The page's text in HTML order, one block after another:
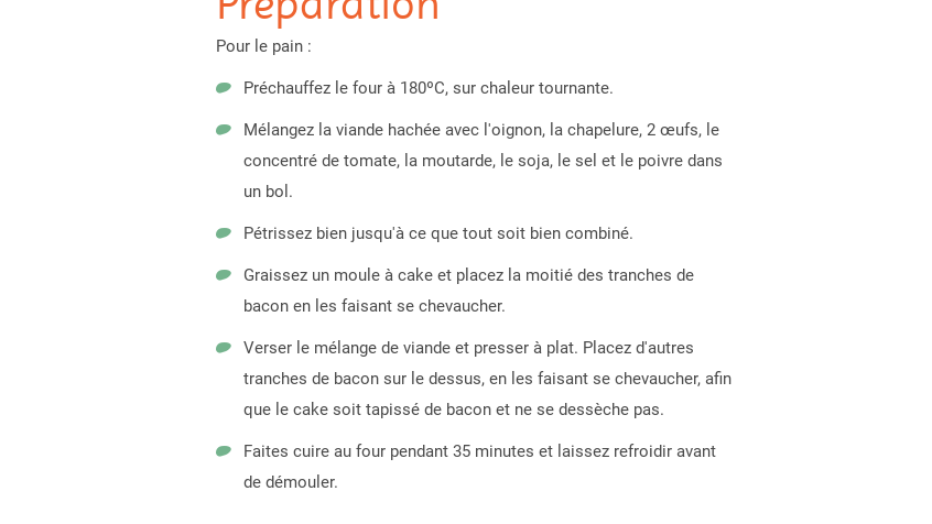
Pour le pain :
Préchauffez le four à 180ºC, sur chaleur tournante.
Mélangez la viande hachée avec l'oignon, la chapelure, 2 œufs, le
concentré de tomate, la moutarde, le soja, le sel et le poivre dans
un bol.
Pétrissez bien jusqu'à ce que tout soit bien combiné.
Graissez un moule à cake et placez la moitié des tranches de
bacon en les faisant se chevaucher.
Verser le mélange de viande et presser à plat. Placez d'autres
tranches de bacon sur le dessus, en les faisant se chevaucher, afin
que le cake soit tapissé de bacon et ne se dessèche pas.
Faites cuire au four pendant 35 minutes et laissez refroidir avant
de démouler.